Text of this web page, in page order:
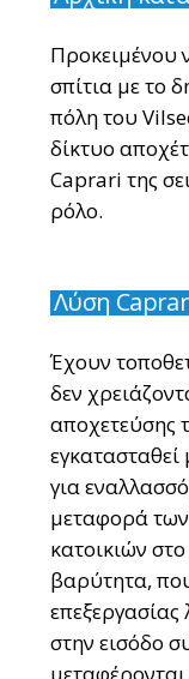
Προκειμένου
σπίτια με το
πόλη του
δίκτυο
Caprari της
ρόλο.
Λύση
Έχουν
δεν
αποχετεύσης
εγκατασταθεί
για
μεταφορά
κατοικιών
βαρύτητα,
στην εισόδο